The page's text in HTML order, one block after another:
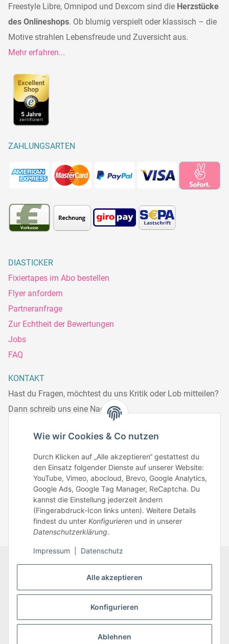
Alle akzeptieren
Konfigurieren
Ablehnen
Wie wir Cookies & Co nutzen
Durch Klicken auf „Alle akzeptieren“ gestattest du
den Einsatz folgender Dienste auf unserer Website:
YouTube, Vimeo, abocloud, Brevo, Google Analytics,
Google Ads, Google Tag Manager, ReCaptcha. Du
kannst die Einstellung jederzeit ändern
(Fingerabdruck-Icon links unten). Weitere Details
findest du unter Konfigurieren und in unserer
Datenschutzerklärung.
Impressum Datenschutz
Freestyle Libre, Omnipod und Dexcom sind die Herzstücke
des Onlineshops. Ob blumig verspielt oder klassisch – die
Motive strahlen Lebensfreude und Zuversicht aus.
Mehr erfahren...
ZAHLUNGSARTEN
DIASTICKER
Fixiertapes im Abo bestellen
Flyer anfordern
Partneranfrage
Zur Echtheit der Bewertungen
Jobs
FAQ
KONTAKT
Hast du Fragen, möchtest du uns Kritik oder Lob mitteilen?
Dann schreib uns eine Nachricht.
Telefonisch erreichst du uns:
Telefonnr.: 0951/70045771
Zum Kontakt
Datenschutz AGB
Zahlungsmöglichkeiten
Versandinformationen